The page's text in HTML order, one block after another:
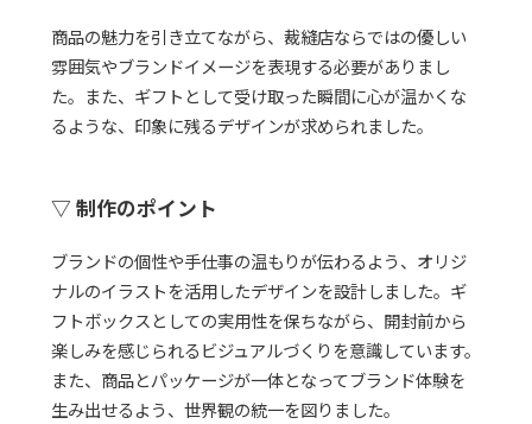
商品の魅力を引き立てながら、裁縫店ならではの優しい
雰囲気やブランドイメージを表現する必要がありまし
た。また、ギフトとして受け取った瞬間に心が温かくな
るような、印象に残るデザインが求められました。
▽ 制作のポイント
ブランドの個性や手仕事の温もりが伝わるよう、オリジ
ナルのイラストを活用したデザインを設計しました。ギ
フトボックスとしての実用性を保ちながら、開封前から
楽しみを感じられるビジュアルづくりを意識しています。
また、商品とパッケージが一体となってブランド体験を
生み出せるよう、世界観の統一を図りました。